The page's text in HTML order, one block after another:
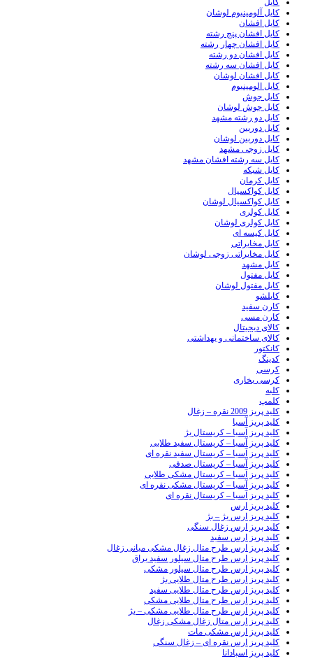
کابل
کابل آلومینیوم لوشان
کابل افشان
کابل افشان پنج رشته
کابل افشان چهار رشته
کابل افشان دو رشته
کابل افشان سه رشته
کابل افشان لوشان
کابل الومینیوم
کابل جوش
کابل جوش لوشان
کابل دو رشته مشهد
کابل دوربین
کابل دوربین لوشان
کابل زوجی مشهد
کابل سه رشته افشان مشهد
کابل شبکه
کابل کرمان
کابل کواکسیال
کابل کواکسیال لوشان
کابل کولری
کابل کولری لوشان
کابل کیسه ای
کابل مخابراتی
کابل مخابراتی زوجی لوشان
کابل مشهد
کابل مفتول
کابل مفتول لوشان
کابلشو
کارن سفید
کارن مسی
کالای دیجیتال
کالای ساختمانی و بهداشتی
کانکتور
کدینگ
کرسی
کرسی بخاری
کلبه
کلمپ
کلید پریز 2009 نقره – زغال
کلید پریز آسیا
کلید پریز آسیا – کریستال بژ
کلید پریز آسیا – کریستال سفید طلایی
کلید پریز آسیا – کریستال سفید نقره ای
کلید پریز آسیا – کریستال صدفی
کلید پریز آسیا – کریستال مشکی طلایی
کلید پریز آسیا – کریستال مشکی نقره ای
کلید پریز آسیا – کریستال نقره ای
کلید پریز ارس
کلید پریز ارس بژ – بژ
کلید پریز ارس زغال سنگی
کلید پریز ارس سفید
کلید پریز ارس طرح متال زغال مشکی میانی زغال
کلید پریز ارس طرح متال سیلور سفید براق
کلید پریز ارس طرح متال سیلور مشکی
کلید پریز ارس طرح متال طلایی بژ
کلید پریز ارس طرح متال طلایی سفید
کلید پریز ارس طرح متال طلایی مشکی
کلید پریز ارس طرح متال طلایی مشکی – بژ
کلید پریز ارس متال زغال مشکی زغال
کلید پریز ارس مشکی مات
کلید پریز ارس نقره ای – زغال سنگی
کلید پریز اسپادانا